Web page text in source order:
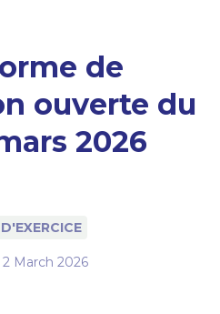
de
ouverte du
2026
2 March 2026